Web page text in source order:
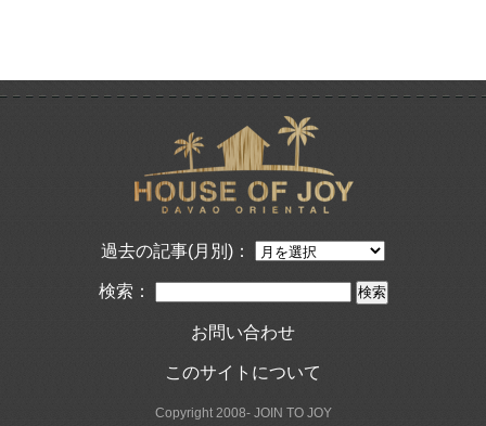
過去の記事(月別)：
検索：
お問い合わせ
このサイトについて
Copyright 2008- JOIN TO JOY